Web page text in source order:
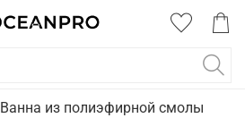
Ванна из полиэфирной смолы